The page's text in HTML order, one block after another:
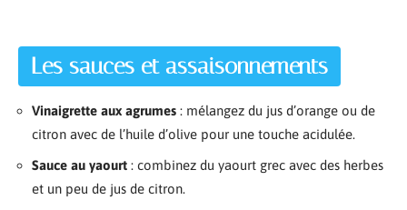
Les sauces et assaisonnements
Vinaigrette aux agrumes : mélangez du jus d’orange ou de
citron avec de l’huile d’olive pour une touche acidulée.
Sauce au yaourt : combinez du yaourt grec avec des herbes
et un peu de jus de citron.